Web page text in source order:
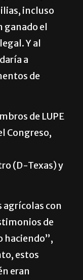
incluso
ganado el
Y al
a
de
de LUPE
Congreso,
(D-Texas) y
agrícolas con
de
haciendo”,
estos
eran